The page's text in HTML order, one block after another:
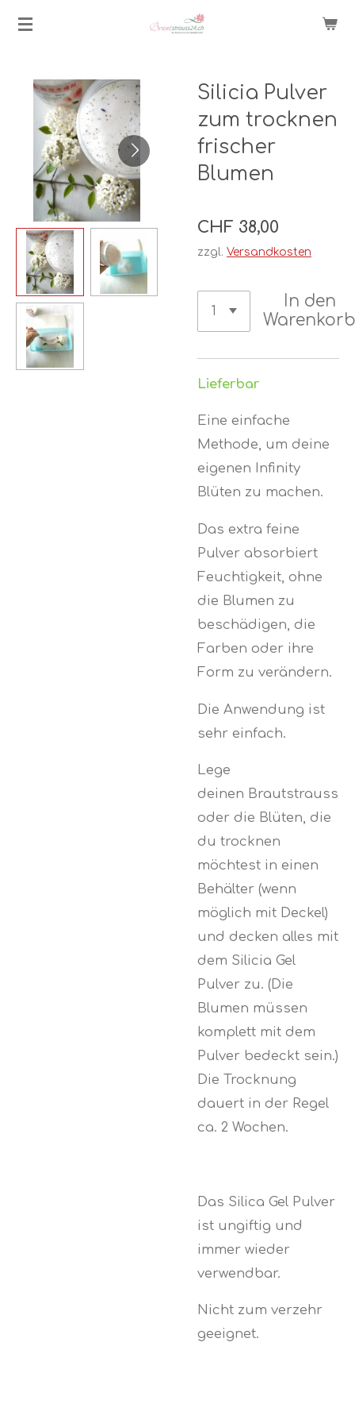
Zum
Silicia Pulver
zum trocknen
frischer
Blumen
CHF 38,00
zzgl. Versandkosten
In den
Lieferbar
Eine einfache
Methode, um deine
eigenen Infinity
Blüten zu machen.
Das extra feine
Pulver absorbiert
Feuchtigkeit, ohne
die Blumen zu
beschädigen, die
Farben oder ihre
Form zu verändern.
Die Anwendung ist
sehr einfach.
Lege
deinen Brautstrauss
oder die Blüten, die
du trocknen
möchtest in einen
Behälter (wenn
möglich mit Deckel)
und decken alles mit
dem Silicia Gel
Pulver zu. (Die
Blumen müssen
komplett mit dem
Pulver bedeckt sein.)
Die Trocknung
dauert in der Regel
ca. 2 Wochen.
Das Silica Gel Pulver
ist ungiftig und
immer wieder
verwendbar.
Nicht zum verzehr
geeignet.